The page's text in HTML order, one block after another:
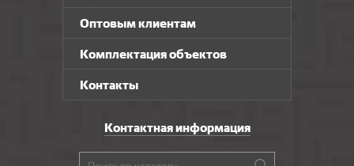
Оптовым клиентам
Комплектация объектов
Контакты
Контактная информация